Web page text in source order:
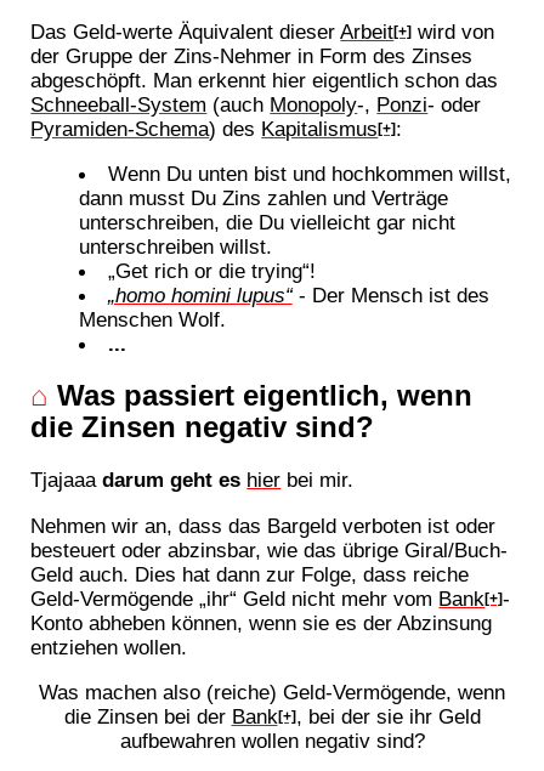
Das Geld-werte Äquivalent dieserArbeit[+] wird von
der Gruppe der Zins-Nehmer in Form des Zinses
abgeschöpft. Man erkennt hier eigentlich schon das
Schneeball-System (auch Monopoly-, Ponzi- oder
Pyramiden-Schema) des Kapitalismus[+]:
Wenn Du unten bist und hochkommen willst,
dann musst Du Zins zahlen und Verträge
unterschreiben, die Du vielleicht gar nicht
unterschreiben willst.
„Get rich or die trying“!
„homo homini lupus“- Der Mensch ist des
Menschen Wolf.
...
⌂ Was passiert eigentlich, wenn
die Zinsen negativ sind?
Tjajaaadarum geht es hier bei mir.
Nehmen wir an, dass das Bargeld verboten ist oder
besteuert oder abzinsbar, wie das übrige Giral/Buch-
Geld auch. Dies hat dann zur Folge, dass reiche
Geld-Vermögende „ihr“ Geld nicht mehr vom Bank[+]-
Konto abheben können, wenn sie es der Abzinsung
entziehen wollen.
Was machen also (reiche) Geld-Vermögende, wenn
die Zinsen bei der Bank [+], bei der sie ihr Geld
aufbewahren wollen negativ sind?